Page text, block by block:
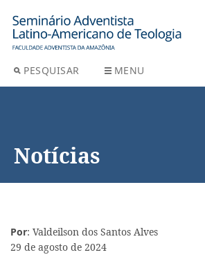
PESQUISAR MENU
Notícias
Por: Valdeilson dos Santos Alves
29 de agosto de 2024